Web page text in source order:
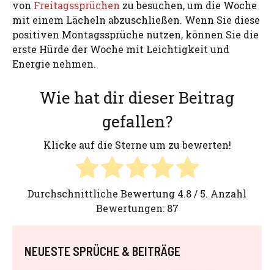
von Freitagssprüchen zu besuchen, um die Woche
mit einem Lächeln abzuschließen. Wenn Sie diese
positiven Montagssprüche nutzen, können Sie die
erste Hürde der Woche mit Leichtigkeit und
Energie nehmen.
Wie hat dir dieser Beitrag
gefallen?
Klicke auf die Sterne um zu bewerten!
Durchschnittliche Bewertung 4.8 / 5. Anzahl
Bewertungen: 87
NEUESTE SPRÜCHE & BEITRÄGE